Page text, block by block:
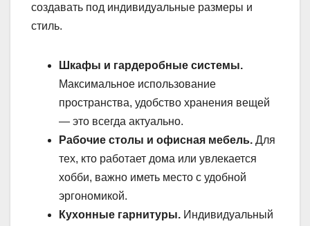
создавать под индивидуальные размеры и
стиль.
Шкафы и гардеробные системы.
Максимальное использование
пространства, удобство хранения вещей
— это всегда актуально.
Рабочие столы и офисная мебель. Для
тех, кто работает дома или увлекается
хобби, важно иметь место с удобной
эргономикой.
Кухонные гарнитуры. Индивидуальный